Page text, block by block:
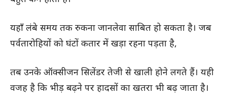
यहाँ लंबे समय तक रुकना जानलेवा साबित हो सकता है। जब
पर्वतारोहियों को घंटों कतार में खड़ा रहना पड़ता है,
तब उनके ऑक्सीजन सिलेंडर तेजी से खाली होने लगते हैं। यही
वजह है कि भीड़ बढ़ने पर हादसों का खतरा भी बढ़ जाता है।